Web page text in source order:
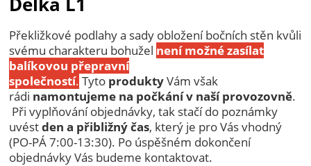
Překližkové podlahy a sady obložení bočních stěn kvůli
svému charakteru bohužel není možné zasílat
balíkovou přepravní
společností. Tyto produktyVám však
rádi namontujeme na počkání v naší provozovně.
Při vyplňování objednávky, tak stačí do poznámky
uvéstden a přibližný čas, který je pro Vás vhodný
(PO-PÁ 7:00-13:30). Po úspěšném dokončení
objednávky Vás budeme kontaktovat.